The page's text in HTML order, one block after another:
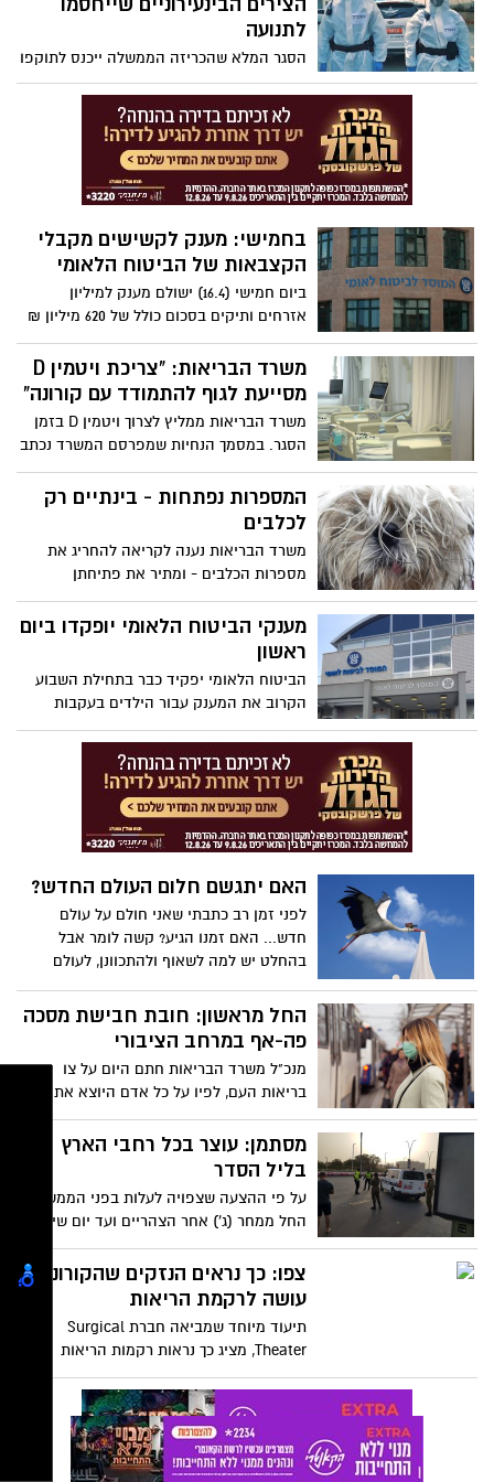
חיטוי. כמה זמן נגיף הקורונה שורד על
לתנועה
הסגר המלא שהכריזה הממשלה ייכנס לתוקפו
החל מהערב (ג') בשעה 17:00, ובמשטרה
נערכים לחסימת 44 צירים בינעירוניים
מרכזיים. לצד המחסומים יפעלו מאות ניידות
ושוטרים שיבצעו סריקות על כלל הצירים
ברחבי הארץ
בחמישי: מענק לקשישים מקבלי
הקצבאות של הביטוח הלאומי
ביום חמישי (16.4) ישולם מענק למיליון
אזרחים ותיקים בסכום כולל של 620 מיליון ₪
משרד הבריאות: "צריכת ויטמין D
מסייעת לגוף להתמודד עם קורונה"
משרד הבריאות ממליץ לצרוך ויטמין D בזמן
הסגר. במסמך הנחיות שמפרסם המשרד נכתב
כי תוספת של הוויטמין עשויה לסייע לגוף
להתמודד עם סיבוכים של קורונה. את הויטמין
המדובר ניתן לצרוך באמצעות חשיפה לשמש
המספרות נפתחות - בינתיים רק
לכלבים
משרד הבריאות נענה לקריאה להחריג את
מספרות הכלבים - ומתיר את פתיחתן
בעקבות צורך רפואי לחברים על ארבע. הפניה
למשרד הבריאות נעשתה על ידי המשטרה
שקיבלה פניות רבות בעניין זה
מענקי הביטוח הלאומי יופקדו ביום
ראשון
הביטוח הלאומי יפקיד כבר בתחילת השבוע
הקרוב את המענק עבור הילדים בעקבות
משבר הקורונה. מדובר על מענק כולל בסך של
1.4 מיליארד ש"ח. המענק ייכנס לחשבון הבנק
בו מתקבלת קצבת הילדים
האם יתגשם חלום העולם החדש?
לפני זמן רב כתבתי שאני חולם על עולם
חדש... האם זמנו הגיע? קשה לומר אבל
בהחלט יש למה לשאוף ולהתכוונן, לעולם
לצעוד אליו
החל מראשון: חובת חבישת מסכה
פה-אף במרחב הציבורי
מנכ"ל משרד הבריאות חתם היום על צו
בריאות העם, לפיו על כל אדם היוצא את ביתו
למרחב הציבורי, חלה חובת חבישת מסכת
פה-אף. הצו ייכנס לתוקף החל מיום ראשון
מסתמן: עוצר בכל רחבי הארץ
בליל הסדר
על פי ההצעה שצפויה לעלות בפני הממשלה,
החל ממחר (ג') אחר הצהריים ועד יום שישי
בבוקר יוטל סגר על הערים בישראל ותיאסר
מהן יציאה, זאת כדי למנוע את התפשטות
נגיף הקורונה בשל סדר הפסח
צפו: כך נראים הנזקים שהקורונה
עושה לרקמת הריאות
תיעוד מיוחד שמביאה חברת Surgical
Theater, מציג כך נראות רקמות הריאות
שנפגעות כתוצאה מנגיף הקורונה >>>